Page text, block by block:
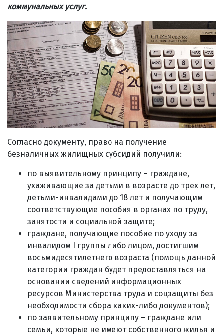
коммунальных услуг.
Согласно документу, право на получение
безналичных жилищных субсидий получили:
по выявительному принципу – граждане,
ухаживающие за детьми в возрасте до трех лет,
детьми-инвалидами до 18 лет и получающим
соответствующие пособия в органах по труду,
занятости и социальной защите;
граждане, получающие пособие по уходу за
инвалидом I группы либо лицом, достигшим
восьмидесятилетнего возраста (помощь данной
категории граждан будет предоставляться на
основании сведений информационных
ресурсов Министерства труда и соцзащиты без
необходимости сбора каких-либо документов);
по заявительному принципу – граждане или
семьи, которые не имеют собственного жилья и